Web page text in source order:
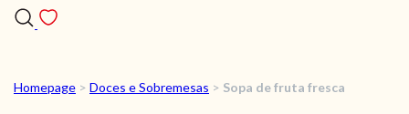
RECEITAS
Homepage > Doces e Sobremesas > Sopa de fruta fresca